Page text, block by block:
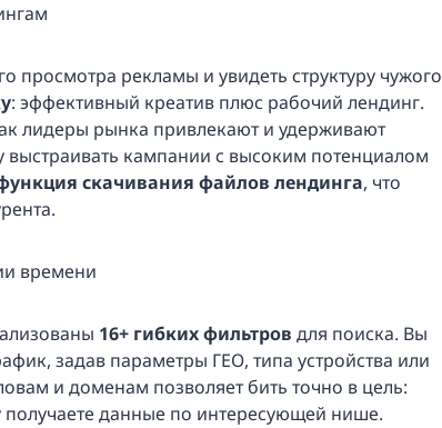
просмотра рекламы и увидеть структуру чужого
: эффективный креатив плюс рабочий лендинг.
лидеры рынка привлекают и удерживают
выстраивать кампании с высоким потенциалом
скачивания файлов лендинга, что
времени
16+ гибких фильтров для поиска. Вы
задав параметры ГЕО, типа устройства или
и доменам позволяет бить точно в цель:
получаете данные по интересующей нише.